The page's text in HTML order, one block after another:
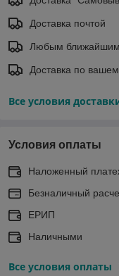
Доставка почтой
Любым ближайшим
Доставка по
Все условия
Условия оплаты
Наложенный
Безналичный
ЕРИП
Наличными
Все условия оплаты